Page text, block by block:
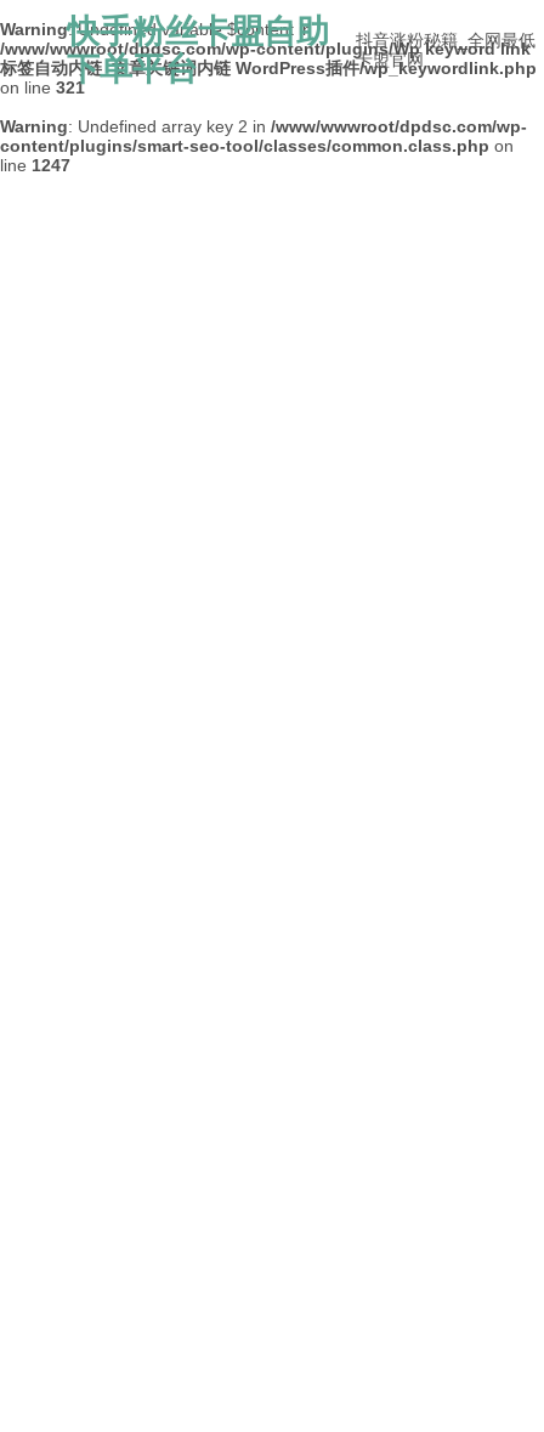
Warning: Undefined variable $content in
/www/wwwroot/dpdsc.com/wp-content/plugins/Wp keyword link
标签自动内链_文章关键词内链 WordPress插件/wp_keywordlink.php
on line 321
Warning: Undefined array key 2 in /www/wwwroot/dpdsc.com/wp-
content/plugins/smart-seo-tool/classes/common.class.php on
line 1247
快手粉丝卡盟自助
下单平台
抖音涨粉秘籍_全网最低
卡盟官网